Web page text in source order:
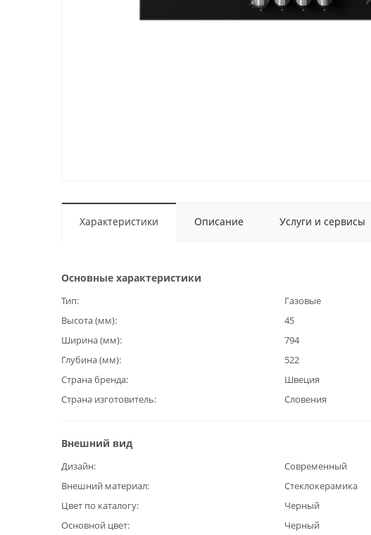
Характеристики Описание Услуги и сервисы
Основные характеристики
Тип
Газовые
Высота (мм)
45
Ширина (мм)
794
Глубина (мм)
522
Страна бренда
Швеция
Страна изготовитель
Словения
Внешний вид
Дизайн
Современный
Внешний материал
Стеклокерамика
Цвет по каталогу
Черный
Основной цвет
Черный